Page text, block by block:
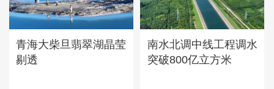
青海大柴旦翡翠湖晶莹
剔透
南水北调中线工程调水
突破800亿立方米